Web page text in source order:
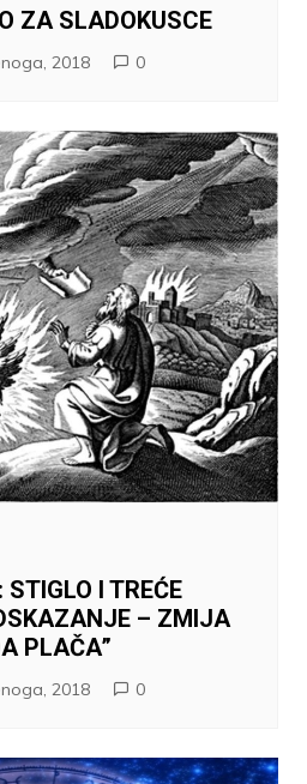
ZA SLADOKUSCE
2018 0
I TREĆE
– ZMIJA
PLAČA”
2018 0